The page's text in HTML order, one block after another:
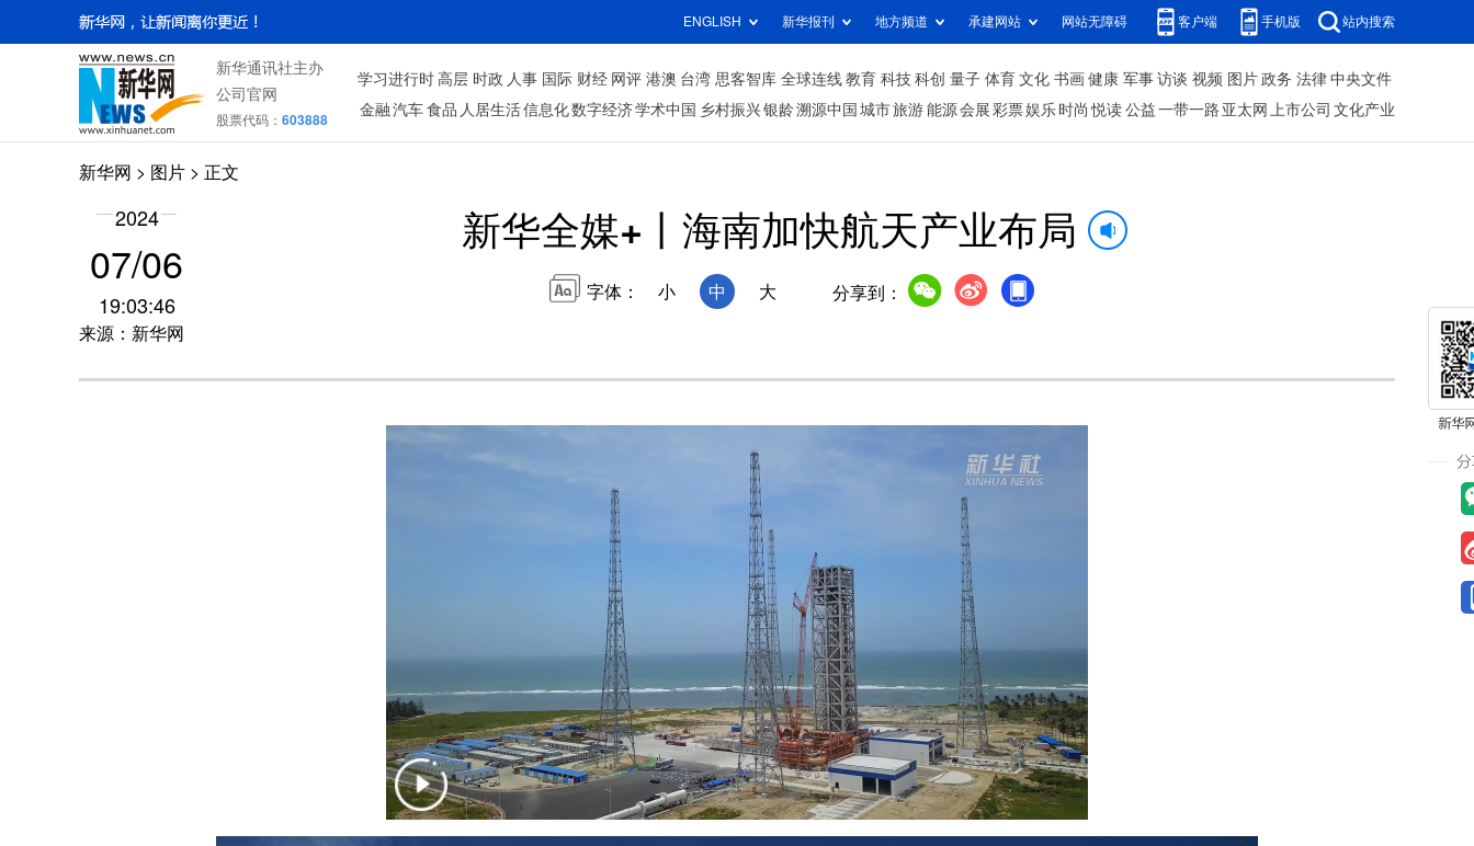
ENGLISH 新华报刊 地方频道 承建网站 网站无障碍 客户端 手机版 站内搜索
新华通讯社主办
公司官网
股票代码： 603888
学习进行时 高层 时政 人事 国际 财经 网评 港澳 台湾 思客智库 全球连线 教育 科技 科创 量子 体育 文化 书画 健康 军事 访谈 视频 图片 政务 法律 中央文件
金融 汽车 食品 人居生活信息化数字经济学术中国 乡村振兴银龄溯源中国 城市旅游 能源 会展 彩票娱乐 时尚 悦读 公益 一带一路 亚太网 上市公司 文化产业
新华网 > 图片 > 正文
2024
07/06
19:03:46
来源：新华网
新华全媒+丨海南加快航天产业布局
字体： 小 中 大 分享到：